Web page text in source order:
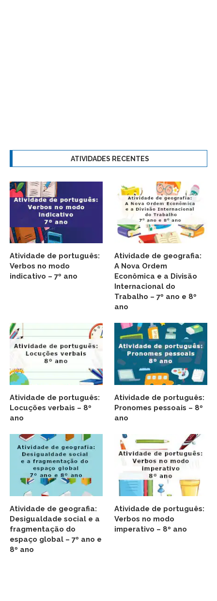
ATIVIDADES RECENTES
Atividade de português:
Verbos no modo
indicativo – 7º ano
Atividade de geografia:
A Nova Ordem
Econômica e a Divisão
Internacional do
Trabalho – 7º ano e 8º
ano
Atividade de português:
Locuções verbais – 8º
ano
Atividade de português:
Pronomes pessoais – 8º
ano
Atividade de geografia:
Desigualdade social e a
fragmentação do
espaço global – 7º ano e
8º ano
Atividade de português:
Verbos no modo
imperativo – 8º ano